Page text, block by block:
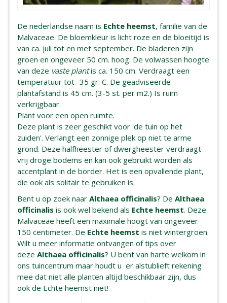
De nederlandse naam is Echte heemst, familie van de
Malvaceae. De bloemkleur is licht roze en de bloeitijd is
van ca. juli tot en met september. De bladeren zijn
groen en ongeveer 50 cm. hoog. De volwassen hoogte
van deze vaste plantis ca. 150 cm. Verdraagt een
temperatuur tot -35 gr. C. De geadviseerde
plantafstand is 45 cm. (3-5 st. per m2.) Is ruim
verkrijgbaar.
Plant voor een open ruimte.
Deze plant is zeer geschikt voor 'de tuin op het
zuiden'. Verlangt een zonnige plek op niet te arme
grond. Deze halfheester of dwergheester verdraagt
vrij droge bodems en kan ook gebruikt worden als
accentplant in de border. Het is een opvallende plant,
die ook als solitair te gebruiken is.
Bent u op zoek naar Althaea officinalis? De Althaea
officinalis is ook wel bekend als Echte heemst. Deze
Malvaceae heeft een maximale hoogt van ongeveer
150 centimeter. De Echte heemst is niet wintergroen.
Wilt u meer informatie ontvangen of tips over
deze Althaea officinalis? U bent van harte welkom in
ons tuincentrum maar houdt u er alstublieft rekening
mee dat niet alle planten altijd beschikbaar zijn, dus
ook de Echte heemst niet!